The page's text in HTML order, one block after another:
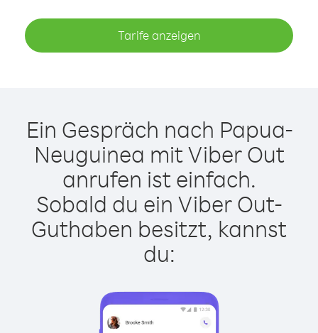
Tarife anzeigen
Ein Gespräch nach Papua-
Neuguinea mit Viber Out
anrufen ist einfach.
Sobald du ein Viber Out-
Guthaben besitzt, kannst
du: